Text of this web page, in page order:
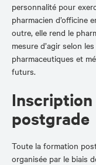
personnalité pour
pharmacien d’officine
outre, elle rend le
mesure d’agir selon
pharmaceutiques et
futurs.
postgrade
Toute la formation
organisée par le biais